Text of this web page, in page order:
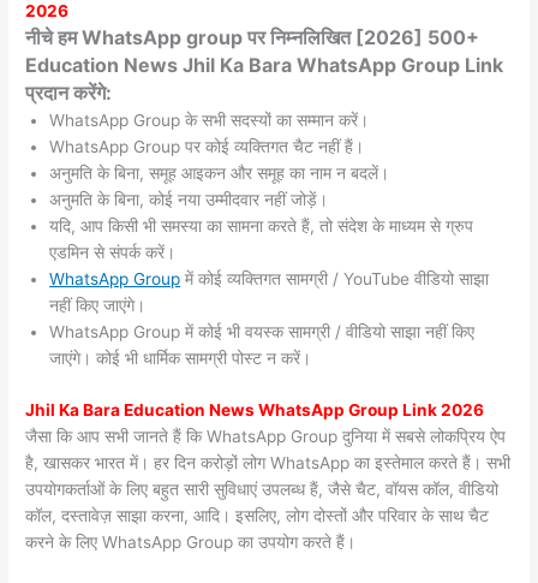
2026
नीचे हम WhatsApp group पर निम्नलिखित [2026] 500+
Education News Jhil Ka Bara WhatsApp Group Link
प्रदान करेंगे:
WhatsApp Group के सभी सदस्यों का सम्मान करें।
WhatsApp Group पर कोई व्यक्तिगत चैट नहीं हैं।
अनुमति के बिना, समूह आइकन और समूह का नाम न बदलें।
अनुमति के बिना, कोई नया उम्मीदवार नहीं जोड़ें।
यदि, आप किसी भी समस्या का सामना करते हैं, तो संदेश के माध्यम से ग्रुप
एडमिन से संपर्क करें।
WhatsApp Group में कोई व्यक्तिगत सामग्री / YouTube वीडियो साझा
नहीं किए जाएंगे।
WhatsApp Group में कोई भी वयस्क सामग्री / वीडियो साझा नहीं किए
जाएंगे। कोई भी धार्मिक सामग्री पोस्ट न करें।
Jhil Ka BaraEducation News WhatsApp Group Link 2026
जैसा कि आप सभी जानते हैं कि WhatsApp Group दुनिया में सबसे लोकप्रिय ऐप
है, खासकर भारत में। हर दिन करोड़ों लोग WhatsApp का इस्तेमाल करते हैं। सभी
उपयोगकर्ताओं के लिए बहुत सारी सुविधाएं उपलब्ध हैं, जैसे चैट, वॉयस कॉल, वीडियो
कॉल, दस्तावेज़ साझा करना, आदि। इसलिए, लोग दोस्तों और परिवार के साथ चैट
करने के लिए WhatsApp Group का उपयोग करते हैं।